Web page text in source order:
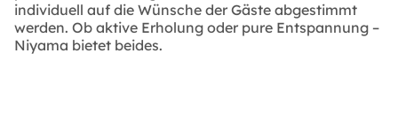
individuell auf die Wünsche der Gäste abgestimmt
werden. Ob aktive Erholung oder pure Entspannung –
Niyama bietet beides.